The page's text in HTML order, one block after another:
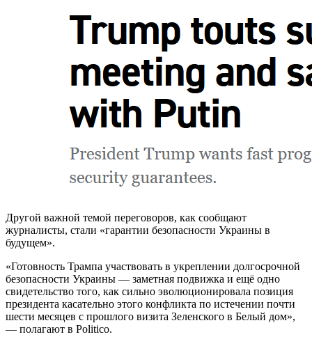
Другой важной темой переговоров, как сообщают
журналисты, стали «гарантии безопасности Украины в
будущем».
«Готовность Трампа участвовать в укреплении долгосрочной
безопасности Украины — заметная подвижка и ещё одно
свидетельство того, как сильно эволюционировала позиция
президента касательно этого конфликта по истечении почти
шести месяцев с прошлого визита Зеленского в Белый дом»,
— полагают в Politico.